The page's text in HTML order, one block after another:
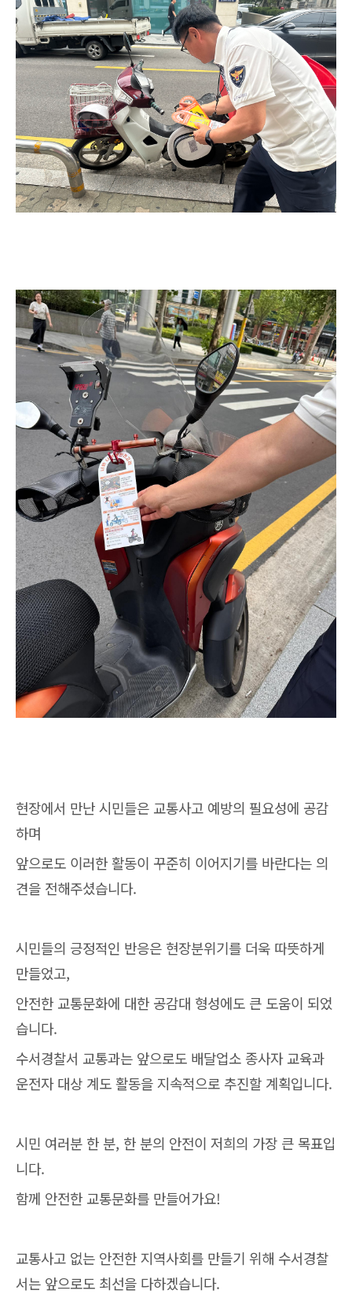
현장에서 만난 시민들은 교통사고 예방의 필요성에 공감
하며
앞으로도 이러한 활동이 꾸준히 이어지기를 바란다는 의
견을 전해주셨습니다.
시민들의 긍정적인 반응은 현장분위기를 더욱 따뜻하게
만들었고,
안전한 교통문화에 대한 공감대 형성에도 큰 도움이 되었
습니다.
수서경찰서 교통과는 앞으로도 배달업소 종사자 교육과
운전자 대상 계도 활동을 지속적으로 추진할 계획입니다.
시민 여러분 한 분, 한 분의 안전이 저희의 가장 큰 목표입
니다.
함께 안전한 교통문화를 만들어가요!
교통사고 없는 안전한 지역사회를 만들기 위해 수서경찰
서는 앞으로도 최선을 다하겠습니다.